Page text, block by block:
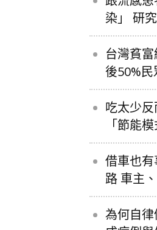
染」 研
台灣貧
後50%
吃太少
「節能
借車也
路 車主
為何自